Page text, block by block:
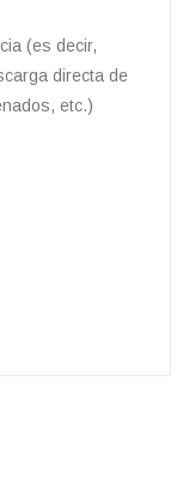
(es decir,
directa de
etc.)